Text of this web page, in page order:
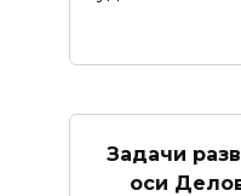
Задачи
оси